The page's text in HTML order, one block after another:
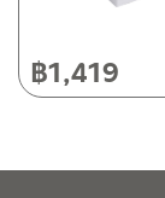
Operating Time
Saturday 8:30-
Closed on
฿1,419